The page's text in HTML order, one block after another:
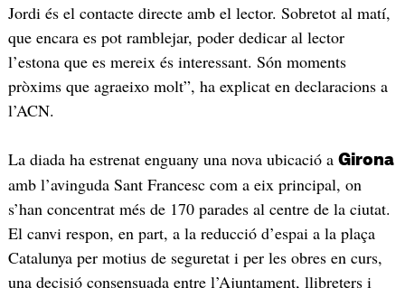
Jordi és el contacte directe amb el lector. Sobretot al matí,
que encara es pot ramblejar, poder dedicar al lector
l’estona que es mereix és interessant. Són moments
pròxims que agraeixo molt”, ha explicat en declaracions a
l’ACN.
La diada ha estrenat enguany una nova ubicació a Girona
amb l’avinguda Sant Francesc com a eix principal, on
s’han concentrat més de 170 parades al centre de la ciutat.
El canvi respon, en part, a la reducció d’espai a la plaça
Catalunya per motius de seguretat i per les obres en curs,
una decisió consensuada entre l’Ajuntament, llibreters i